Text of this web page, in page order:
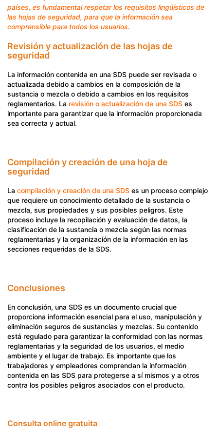
países, es fundamental respetar los requisitos lingüísticos de
las hojas de seguridad, para que la información sea
comprensible para todos los usuarios.
Revisión y actualización de las hojas de
seguridad
La información contenida en una SDS puede ser revisada o
actualizada debido a cambios en la composición de la
sustancia o mezcla o debido a cambios en los requisitos
reglamentarios. La revisión o actualización de una SDS es
importante para garantizar que la información proporcionada
sea correcta y actual.
Compilación y creación de una hoja de
seguridad
La compilación y creación de una SDS es un proceso complejo
que requiere un conocimiento detallado de la sustancia o
mezcla, sus propiedades y sus posibles peligros. Este
proceso incluye la recopilación y evaluación de datos, la
clasificación de la sustancia o mezcla según las normas
reglamentarias y la organización de la información en las
secciones requeridas de la SDS.
Conclusiones
En conclusión, una SDS es un documento crucial que
proporciona información esencial para el uso, manipulación y
eliminación seguros de sustancias y mezclas. Su contenido
está regulado para garantizar la conformidad con las normas
reglamentarias y la seguridad de los usuarios, el medio
ambiente y el lugar de trabajo. Es importante que los
trabajadores y empleadores comprendan la información
contenida en las SDS para protegerse a sí mismos y a otros
contra los posibles peligros asociados con el producto.
Consulta online gratuita